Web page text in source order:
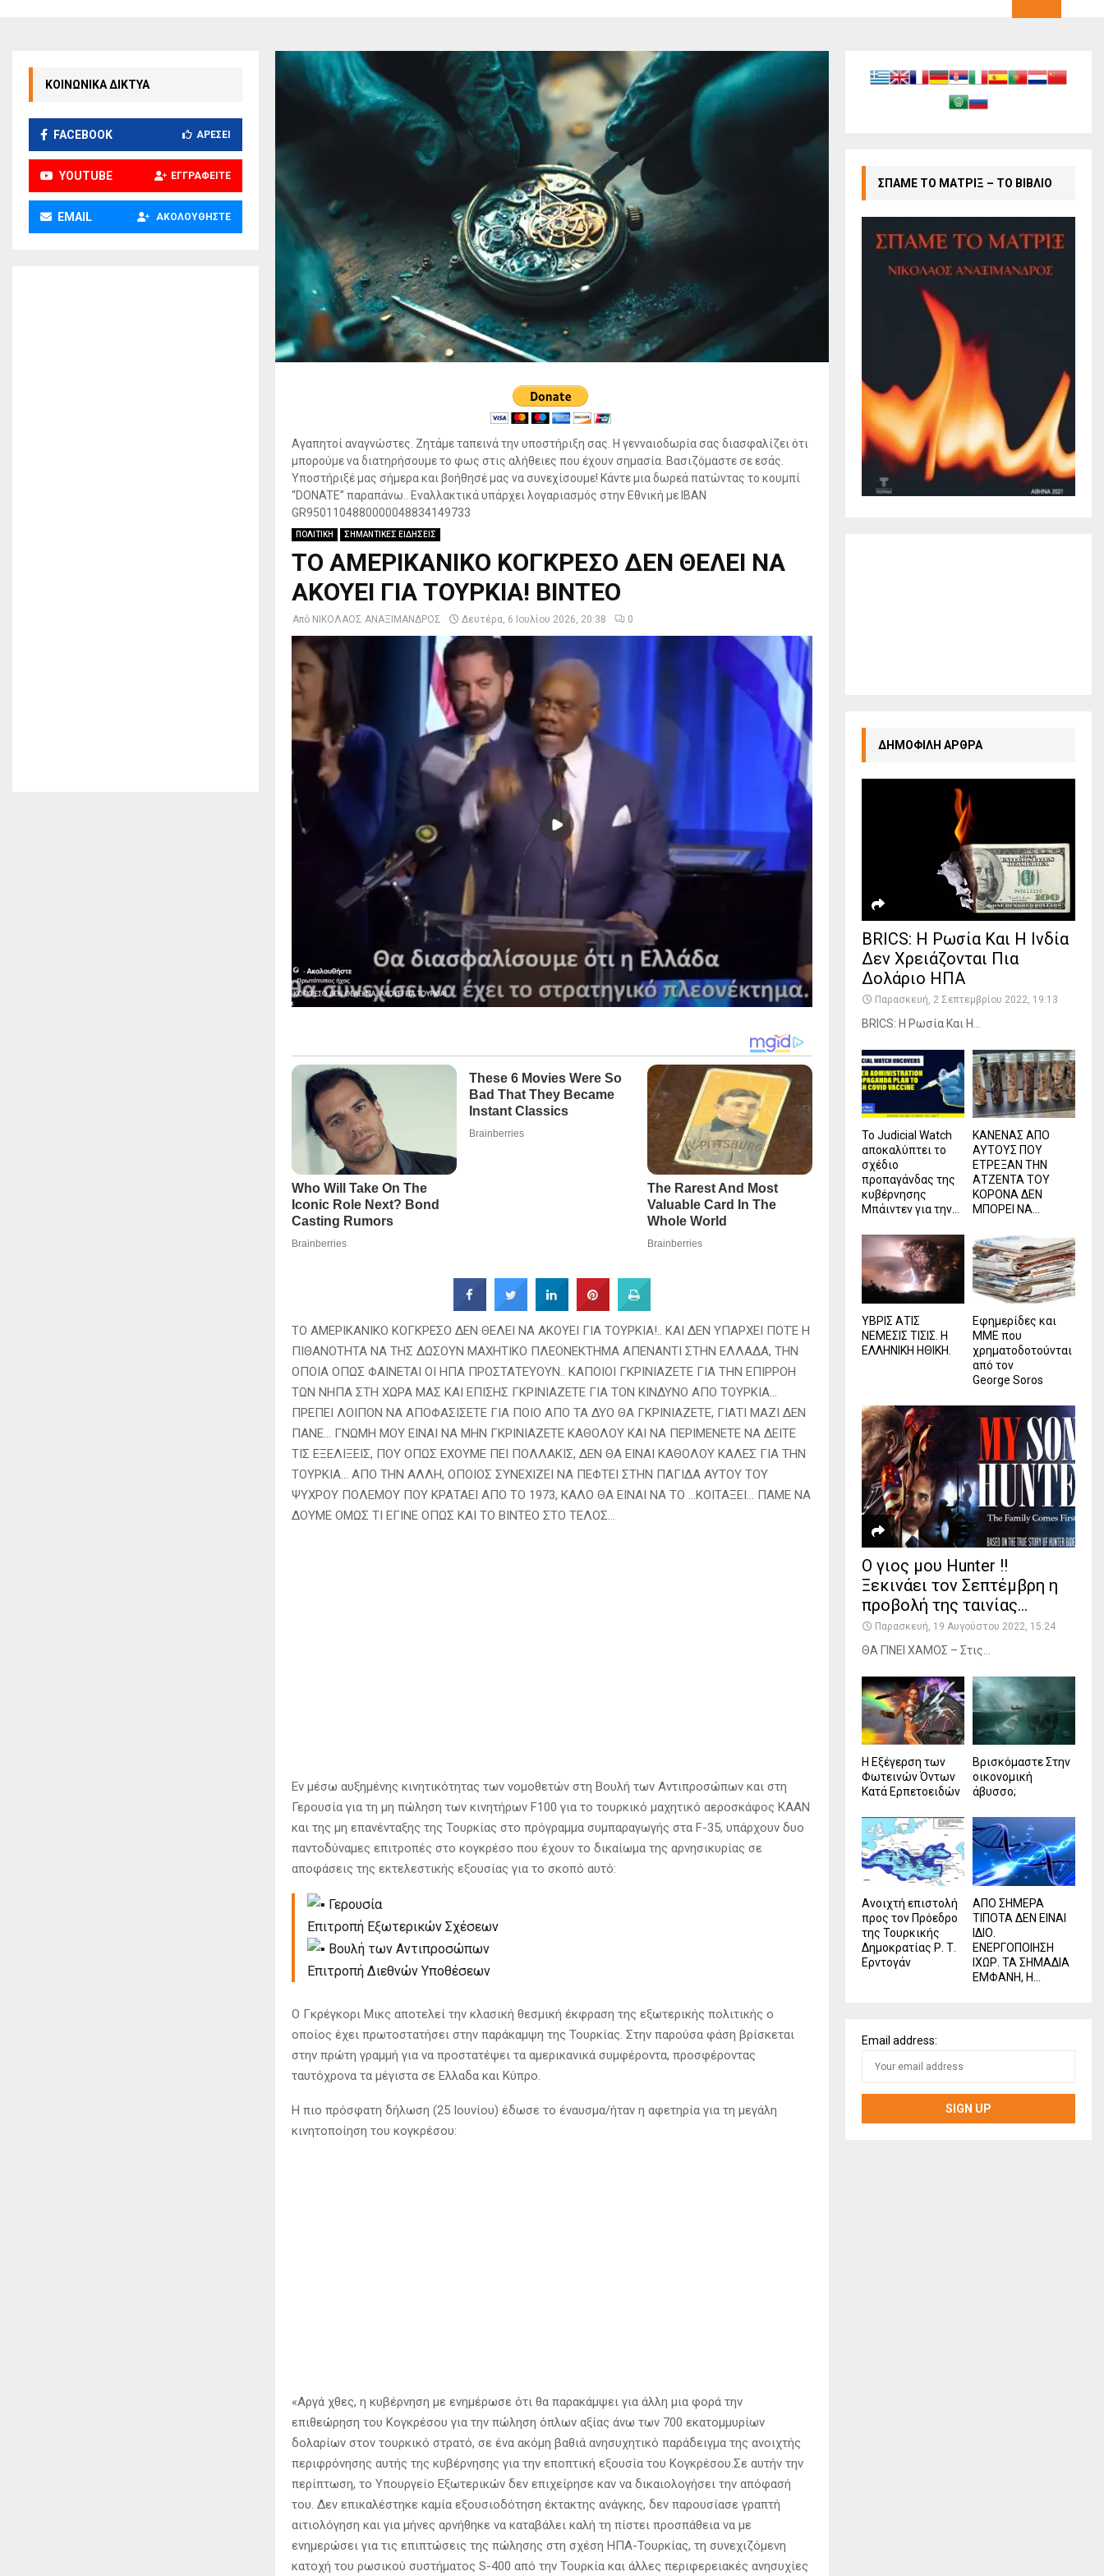
Αγαπητοί αναγνώστες. Ζητάμε ταπεινά την υποστήριξη σας. Η γενναιοδωρία σας διασφαλίζει ότι
μπορούμε να διατηρήσουμε το φως στις αλήθειες που έχουν σημασία. Βασιζόμαστε σε εσάς.
Υποστήριξέ μας σήμερα και βοήθησέ μας να συνεχίσουμε! Κάντε μια δωρεά πατώντας το κουμπί
“DONATE” παραπάνω.. Εναλλακτικά υπάρχει λογαριασμός στην Εθνική με IBAN
GR9501104880000048834149733
ΠΟΛΙΤΙΚΗ ΣΗΜΑΝΤΙΚΕΣ ΕΙΔΗΣΕΙΣ
ΤΟ ΑΜΕΡΙΚΑΝΙΚΟ ΚΟΓΚΡΕΣΟ ΔΕΝ ΘΕΛΕΙ ΝΑ
ΑΚΟΥΕΙ ΓΙΑ ΤΟΥΡΚΙΑ! ΒΙΝΤΕΟ
Από ΝΙΚΟΛΑΟΣ ΑΝΑΞΙΜΑΝΔΡΟΣ Δευτέρα, 6 Ιουλίου 2026, 20:38 0
ΤΟ ΑΜΕΡΙΚΑΝΙΚΟ ΚΟΓΚΡΕΣΟ ΔΕΝ ΘΕΛΕΙ ΝΑ ΑΚΟΥΕΙ ΓΙΑ ΤΟΥΡΚΙΑ!.. ΚΑΙ ΔΕΝ ΥΠΑΡΧΕΙ ΠΟΤΈ Η
ΠΙΘΑΝΟΤΗΤΑ ΝΑ ΤΗΣ ΔΩΣΟΥΝ ΜΑΧΗΤΙΚΟ ΠΛΕΟΝΕΚΤΗΜΑ ΑΠΕΝΑΝΤΙ ΣΤΗΝ ΕΛΛΑΔΑ, ΤΗΝ
ΟΠΟΙΑ ΟΠΩΣ ΦΑΙΝΕΤΑΙ ΟΙ ΗΠΑ ΠΡΟΣΤΑΤΕΥΟΥΝ.. ΚΑΠΟΙΟΙ ΓΚΡΙΝΙΑΖΕΤΕ ΓΙΑ ΤΗΝ ΕΠΙΡΡΟΗ
ΤΩΝ ΝΗΠΑ ΣΤΗ ΧΩΡΑ ΜΑΣ ΚΑΙ ΕΠΙΣΗΣ ΓΚΡΙΝΙΑΖΕΤΕ ΓΙΑ ΤΟΝ ΚΙΝΔΥΝΟ ΑΠΟ ΤΟΥΡΚΙΑ…
ΠΡΕΠΕΙ ΛΟΙΠΟΝ ΝΑ ΑΠΟΦΑΣΙΣΕΤΕ ΓΙΑ ΠΟΙΟ ΑΠΟ ΤΑ ΔΥΟ ΘΑ ΓΚΡΙΝΙΑΖΕΤΕ, ΓΙΑΤΙ ΜΑΖΙ ΔΕΝ
ΠΑΝΕ… ΓΝΩΜΗ ΜΟΥ ΕΙΝΑΙ ΝΑ ΜΗΝ ΓΚΡΙΝΙΑΖΕΤΕ ΚΑΘΟΛΟΥ ΚΑΙ ΝΑ ΠΕΡΙΜΕΝΕΤΕ ΝΑ ΔΕΙΤΕ
ΤΙΣ ΕΞΕΛΙΞΕΙΣ, ΠΟΥ ΟΠΩΣ ΕΧΟΥΜΕ ΠΕΙ ΠΟΛΛΑΚΙΣ, ΔΕΝ ΘΑ ΕΙΝΑΙ ΚΑΘΟΛΟΥ ΚΑΛΕΣ ΓΙΑ ΤΗΝ
ΤΟΥΡΚΙΑ… ΑΠΟ ΤΗΝ ΑΛΛΗ, ΟΠΟΙΟΣ ΣΥΝΕΧΙΖΕΙ ΝΑ ΠΕΦΤΕΙ ΣΤΗΝ ΠΑΓΙΔΑ ΑΥΤΟΥ ΤΟΥ
ΨΥΧΡΟΥ ΠΟΛΕΜΟΥ ΠΟΥ ΚΡΑΤΑΕΙ ΑΠΟ ΤΟ 1973, ΚΑΛΟ ΘΑ ΕΙΝΑΙ ΝΑ ΤΟ …ΚΟΙΤΑΞΕΙ… ΠΑΜΕ ΝΑ
ΔΟΥΜΕ ΟΜΩΣ ΤΙ ΕΓΙΝΕ ΟΠΩΣ ΚΑΙ ΤΟ ΒΙΝΤΕΟ ΣΤΟ ΤΕΛΟΣ…
Εν μέσω αυξημένης κινητικότητας των νομοθετών στη Βουλή των Αντιπροσώπων και στη
Γερουσία για τη μη πώληση των κινητήρων F100 για το τουρκικό μαχητικό αεροσκάφος KAAN
και της μη επανένταξης της Τουρκίας στο πρόγραμμα συμπαραγωγής στα F-35, υπάρχουν δυο
παντοδύναμες επιτροπές στο κογκρέσο που έχουν το δικαίωμα της αρνησικυρίας σε
αποφάσεις της εκτελεστικής εξουσίας για το σκοπό αυτό:
Γερουσία
Επιτροπή Εξωτερικών Σχέσεων
Βουλή των Αντιπροσώπων
Επιτροπή Διεθνών Υποθέσεων
Ο Γκρέγκορι Μικς αποτελεί την κλασική θεσμική έκφραση της εξωτερικής πολιτικής ο
οποίος έχει πρωτοστατήσει στην παράκαμψη της Τουρκίας. Στην παρούσα φάση βρίσκεται
στην πρώτη γραμμή για να προστατέψει τα αμερικανικά συμφέροντα, προσφέροντας
ταυτόχρονα τα μέγιστα σε Ελλαδα και Κύπρο.
Η πιο πρόσφατη δήλωση (25 Ιουνίου) έδωσε το έναυσμα/ήταν η αφετηρία για τη μεγάλη
κινητοποίηση του κογκρέσου:
«Αργά χθες, η κυβέρνηση με ενημέρωσε ότι θα παρακάμψει για άλλη μια φορά την
επιθεώρηση του Κογκρέσου για την πώληση όπλων αξίας άνω των 700 εκατομμυρίων
δολαρίων στον τουρκικό στρατό, σε ένα ακόμη βαθιά ανησυχητικό παράδειγμα της ανοιχτής
περιφρόνησης αυτής της κυβέρνησης για την εποπτική εξουσία του Κογκρέσου.Σε αυτήν την
περίπτωση, το Υπουργείο Εξωτερικών δεν επιχείρησε καν να δικαιολογήσει την απόφασή
του. Δεν επικαλέστηκε καμία εξουσιοδότηση έκτακτης ανάγκης, δεν παρουσίασε γραπτή
αιτιολόγηση και για μήνες αρνήθηκε να καταβάλει καλή τη πίστει προσπάθεια να με
ενημερώσει για τις επιπτώσεις της πώλησης στη σχέση ΗΠΑ-Τουρκίας, τη συνεχιζόμενη
κατοχή του ρωσικού συστήματος S-400 από την Τουρκία και άλλες περιφερειακές ανησυχίες
ΚΟΙΝΩΝΙΚΑ ΔΙΚΤΥΑ
FACEBOOK ΑΡΈΣΕΙ
YOUTUBE ΕΓΓΡΑΦΕΊΤΕ
EMAIL ΑΚΟΛΟΥΘΉΣΤΕ
ΣΠΑΜΕ ΤΟ ΜΑΤΡΙΞ – ΤΟ ΒΙΒΛΙΟ
ΔΗΜΟΦΙΛΗ ΑΡΘΡΑ
BRICS: Η Ρωσία Και Η Ινδία
Δεν Χρειάζονται Πια
Δολάριο ΗΠΑ
Παρασκευή, 2 Σεπτεμβρίου 2022, 19:13
BRICS: Η Ρωσία Και Η...
Το Judicial Watch
αποκαλύπτει το
σχέδιο
προπαγάνδας της
κυβέρνησης
Μπάιντεν για την...
ΚΑΝΕΝΑΣ ΑΠΟ
ΑΥΤΟΥΣ ΠΟΥ
ΕΤΡΕΞΑΝ ΤΗΝ
ΑΤΖΕΝΤΑ ΤΟΥ
ΚΟΡΟΝΑ ΔΕΝ
ΜΠΟΡΕΙ ΝΑ...
ΥΒΡΙΣ ΑΤΙΣ
ΝΕΜΕΣΙΣ ΤΙΣΙΣ. Η
ΕΛΛΗΝΙΚΗ ΗΘΙΚΗ.
Εφημερίδες και
ΜΜΕ που
χρηματοδοτούνται
από τον
George Soros
Ο γιος μου Hunter !!
Ξεκινάει τον Σεπτέμβρη η
προβολή της ταινίας...
Παρασκευή, 19 Αυγούστου 2022, 15:24
ΘΑ ΓΙΝΕΙ ΧΑMΟΣ – Στις...
Η Εξέγερση των
Φωτεινών Όντων
Κατά Ερπετοειδών
Βρισκόμαστε Στην
οικονομική
άβυσσο;
Ανοιχτή επιστολή
προς τον Πρόεδρο
της Τουρκικής
Δημοκρατίας Ρ. Τ.
Ερντογάν
ΑΠΟ ΣΗΜΕΡΑ
ΤΙΠΟΤΑ ΔΕΝ ΕΙΝΑΙ
ΙΔΙΟ.
ΕΝΕΡΓΟΠΟΙΗΣΗ
ΙΧΩΡ. ΤΑ ΣΗΜΑΔΙΑ
ΕΜΦΑΝΗ, Η...
Email address: